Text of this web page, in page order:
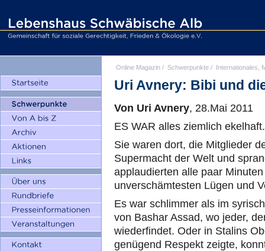
Online Magazin / Schwerpunkte / Internationales,
Uri Avnery: Bibi und
Von Uri Avnery, 28.Mai 2011
ES WAR alles ziemlich ekelhaft.
Sie waren dort, die Mitglieder
Supermacht der Welt und
applaudierten alle paar
unverschämtesten Lügen und
Es war schlimmer als im
von Bashar Assad, wo jeder,
wiederfindet. Oder in Stalins
genügend Respekt zeigte,